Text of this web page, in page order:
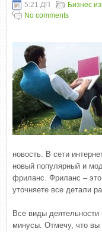
5:21 ДП Бизнес
No comments
новость. В сети
новый популярный и
фриланс. Фриланс –
уточняете все детали
Все виды
минусы. Отмечу, что вы